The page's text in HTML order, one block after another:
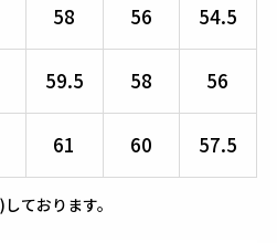
58 56 54.5
59.5 58 56
61 60 57.5
ております。